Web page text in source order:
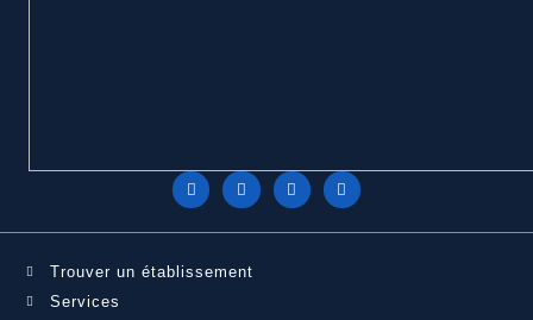
Trouver un établissement
Services